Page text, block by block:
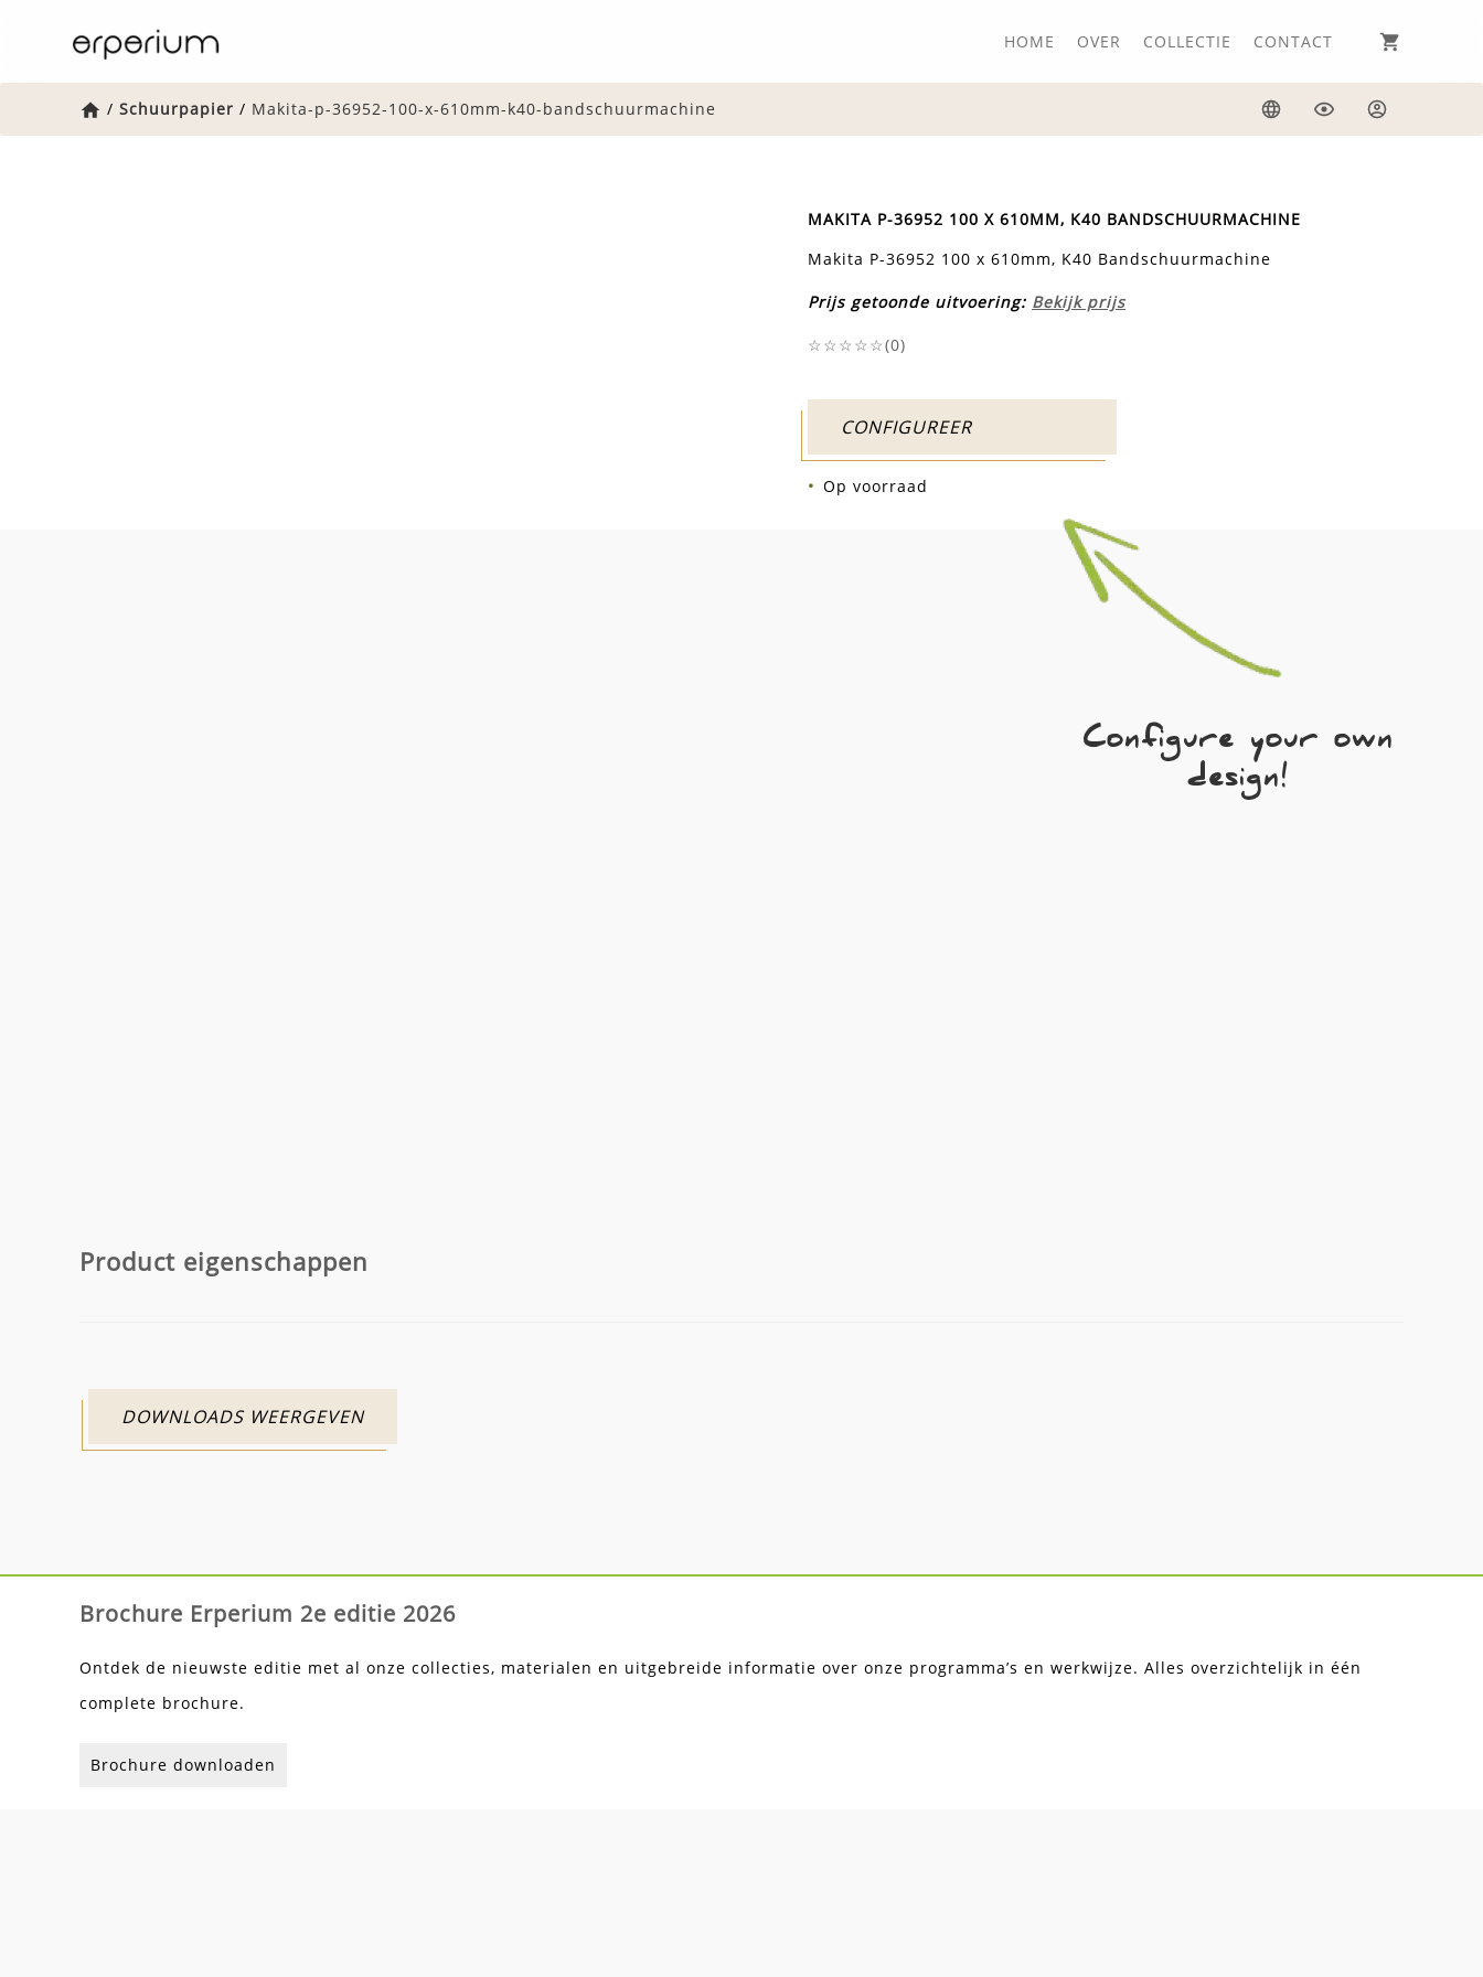
HOME OVER COLLECTIE CONTACT
Home
/ Schuurpapier / Makita-p-36952-100-x-610mm-k40-bandschuurmachine
MAKITA P-36952 100 X 610MM, K40 BANDSCHUURMACHINE
Makita P-36952 100 x 610mm, K40 Bandschuurmachine
Prijs getoonde uitvoering: Bekijk prijs
☆☆☆☆☆(0)
CONFIGUREER
Op voorraad
Configure your own
design!
Product eigenschappen
DOWNLOADS WEERGEVEN
Brochure Erperium 2e editie 2026
Ontdek de nieuwste editie met al onze collecties, materialen en uitgebreide informatie over onze programma’s en werkwijze. Alles overzichtelijk in één
complete brochure.
Brochure downloaden